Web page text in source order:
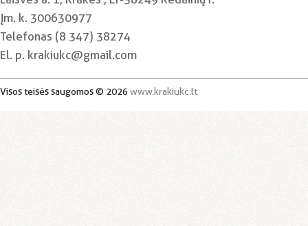
Įm. k. 300630977
Telefonas (8 347) 38274
El. p. krakiukc@gmail.com
Visos teisės saugomos © 2026 www.krakiukc.lt